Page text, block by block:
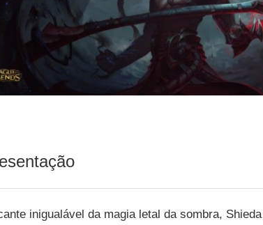
inigualável da magia letal da sombra, Shieda